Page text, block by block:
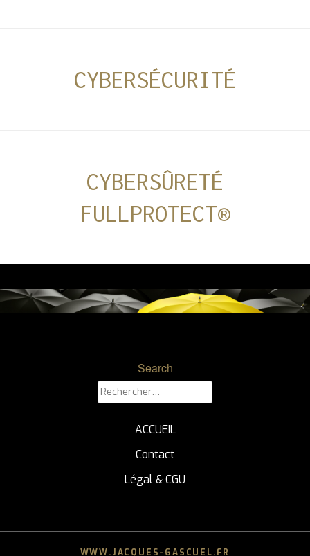
CYBERSÉCURITÉ
CYBERSÛRETÉ
FULLPROTECT®
Search
Rechercher :
ACCUEIL
Contact
Légal & CGU
WWW.JACQUES-GASCUEL.FR